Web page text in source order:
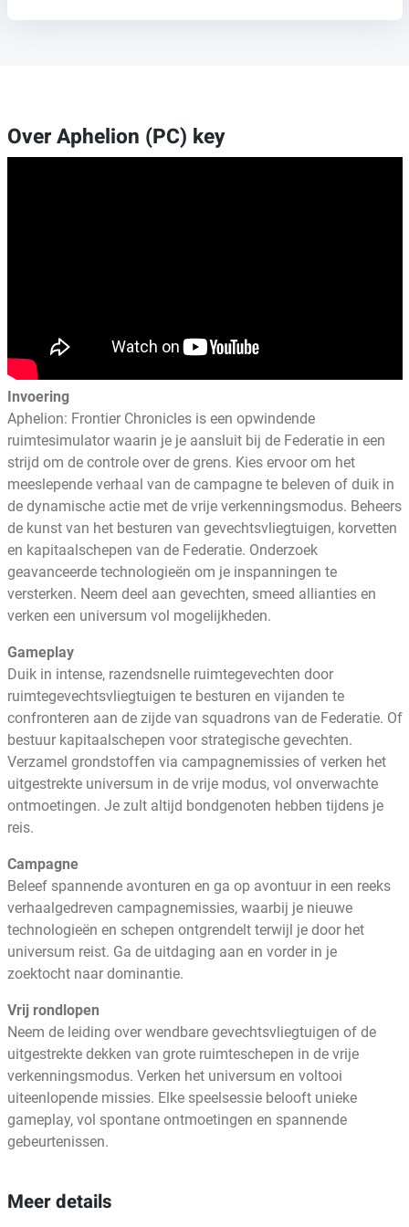
Over Aphelion (PC) key
Invoering
Aphelion: Frontier Chronicles is een opwindende
ruimtesimulator waarin je je aansluit bij de Federatie in een
strijd om de controle over de grens. Kies ervoor om het
meeslepende verhaal van de campagne te beleven of duik in
de dynamische actie met de vrije verkenningsmodus. Beheers
de kunst van het besturen van gevechtsvliegtuigen, korvetten
en kapitaalschepen van de Federatie. Onderzoek
geavanceerde technologieën om je inspanningen te
versterken. Neem deel aan gevechten, smeed allianties en
verken een universum vol mogelijkheden.
Gameplay
Duik in intense, razendsnelle ruimtegevechten door
ruimtegevechtsvliegtuigen te besturen en vijanden te
confronteren aan de zijde van squadrons van de Federatie. Of
bestuur kapitaalschepen voor strategische gevechten.
Verzamel grondstoffen via campagnemissies of verken het
uitgestrekte universum in de vrije modus, vol onverwachte
ontmoetingen. Je zult altijd bondgenoten hebben tijdens je
reis.
Campagne
Beleef spannende avonturen en ga op avontuur in een reeks
verhaalgedreven campagnemissies, waarbij je nieuwe
technologieën en schepen ontgrendelt terwijl je door het
universum reist. Ga de uitdaging aan en vorder in je
zoektocht naar dominantie.
Vrij rondlopen
Neem de leiding over wendbare gevechtsvliegtuigen of de
uitgestrekte dekken van grote ruimteschepen in de vrije
verkenningsmodus. Verken het universum en voltooi
uiteenlopende missies. Elke speelsessie belooft unieke
gameplay, vol spontane ontmoetingen en spannende
gebeurtenissen.
Meer details